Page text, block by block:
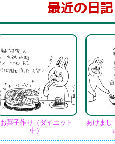
最近の日記
お菓子作り（ダイエット
中）
あけまし